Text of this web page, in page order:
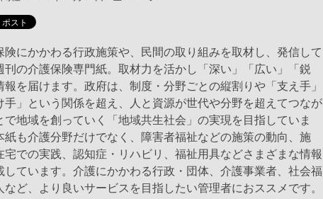
険にかかわる行政施策や、民間の取り組みを取材し、発信して
刊の介護保険専門紙。取材力を活かし「深い」「広い」「鋭
報を届けます。政府は、制度・分野ごとの縦割りや「支え手」
手」という関係を超え、人と資源が世代や分野を超えてつなが
で地域を創っていく「地域共生社会」の実現を目指していま
紙も介護分野だけでなく、障害者福祉などの施策の動向、施
宅での実践、認知症・リハビリ、福祉用具などさまざまな情報
しています。介護にかかわる行政・団体、介護事業者、社会福
など、より良いサービスを目指したい管理者におススメです。